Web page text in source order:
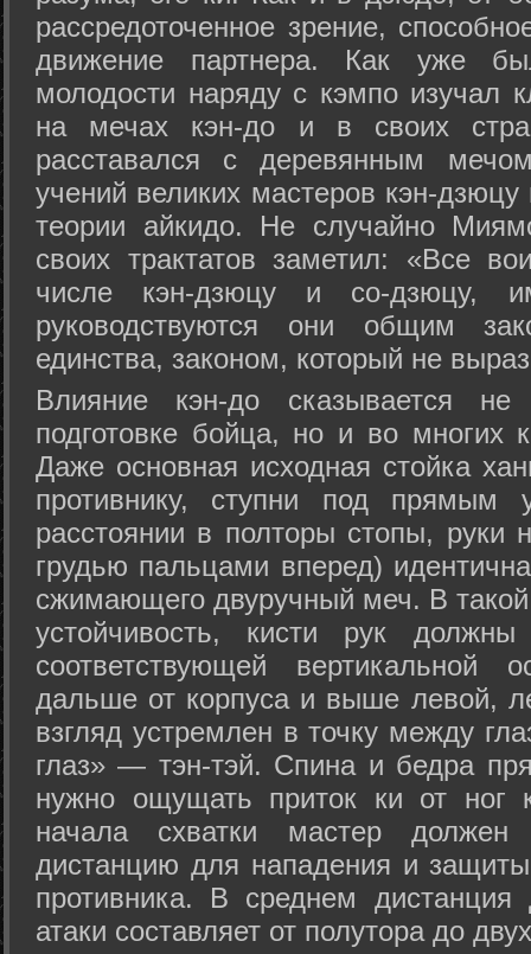
рассредоточенное зрение,
движение партнера. Как уже
молодости наряду с кэмпо изучал
на мечах кэн-до и в своих
расставался с деревянным
учений великих мастеров кэн-
теории айкидо. Не случайно
своих трактатов заметил: «Все
числе кэн-дзюцу и со-дзюцу,
руководствуются они общим
единства, законом, который не
Влияние кэн-до сказывается не
подготовке бойца, но и во многих
Даже основная исходная стойка
противнику, ступни под прямым
расстоянии в полторы стопы, руки
грудью пальцами вперед)
сжимающего двуручный меч. В
устойчивость, кисти рук
соответствующей
дальше от корпуса и выше левой,
взгляд устремлен в точку между
глаз» — тэн-тэй. Спина и бедра
нужно ощущать приток ки от
начала схватки мастер должен
дистанцию для нападения и
противника. В среднем
атаки составляет от полутора до